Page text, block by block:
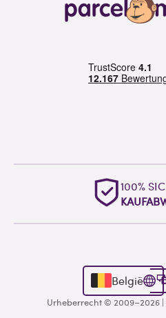
100%
België
Urheberrecht © 2009–2026